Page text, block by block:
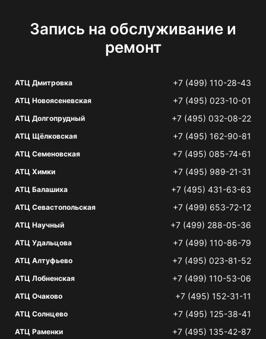
Запись на обслуживание и
ремонт
АТЦ Дмитровка +7 (499) 110-28-43
АТЦ Новоясеневская +7 (495) 023-10-01
АТЦ Долгопрудный +7 (495) 032-08-22
АТЦ Щёлковская +7 (495) 162-90-81
АТЦ Семеновская +7 (495) 085-74-61
АТЦ Химки +7 (495) 989-21-31
АТЦ Балашиха +7 (495) 431-63-63
АТЦ Севастопольская +7 (499) 653-72-12
АТЦ Научный +7 (499) 288-05-36
АТЦ Удальцова +7 (499) 110-86-79
АТЦ Алтуфьево +7 (495) 023-81-52
АТЦ Лобненская +7 (499) 110-53-06
АТЦ Очаково +7 (495) 152-31-11
АТЦ Солнцево +7 (495) 125-38-41
АТЦ Раменки +7 (495) 135-42-87